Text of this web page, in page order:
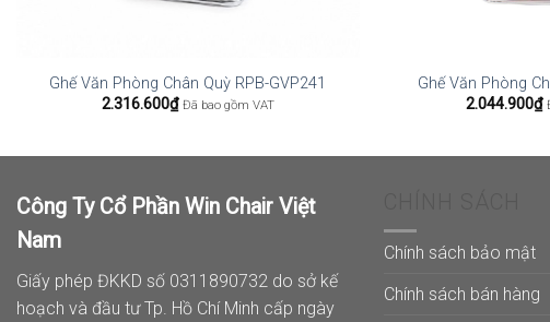
Ghế Văn Phòng Chân Quỳ RPB-GVP241
2.316.600₫ Đã bao gồm VAT
Ghế Văn Phòng
2.044.900₫
Công Ty Cổ Phần Win Chair Việt
Nam
Giấy phép ĐKKD số 0311890732 do sở kế
hoạch và đầu tư Tp. Hồ Chí Minh cấp ngày
Chính sách bảo mật
Chính sách bán hàng